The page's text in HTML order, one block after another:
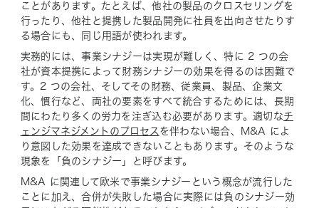
ことがあります。たとえば、他社の製品のクロスセリングを
行ったり、他社と提携した製品開発に社員を出向させたりす
る場合にも、同じ用語が使われます。
実務的には、事業シナジーは実現が難しく、特に 2 つの会
社が資本提携によって財務シナジーの効果を得るのは困難で
す。2 つの会社、そしてその財務、従業員、製品、企業文
化、慣行など、両社の要素をすべて統合するためには、長期
間にわたり多くの労力を注ぎ込む必要があります。適切なチ
ェンジマネジメントのプロセス を伴わない場合、M&A によ
り意図した効果を達成できないこともあります。そのような
現象を「負のシナジー」と呼びます。
M&A に関連して欧米で事業シナジーという概念が流行した
ことに加え、合併が失敗した場合に実際には負のシナジー効